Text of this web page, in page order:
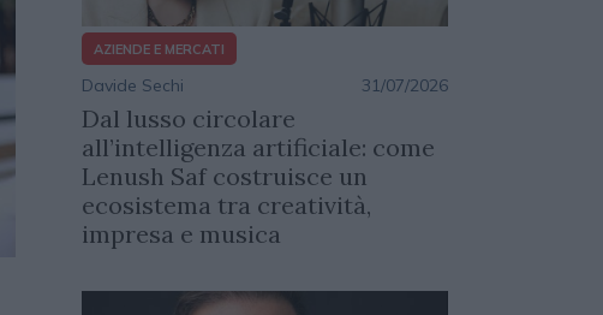
AZIENDE E MERCATI
Davide Sechi 31/07/2026
Dal lusso circolare
all’intelligenza artificiale: come
Lenush Saf costruisce un
ecosistema tra creatività,
impresa e musica